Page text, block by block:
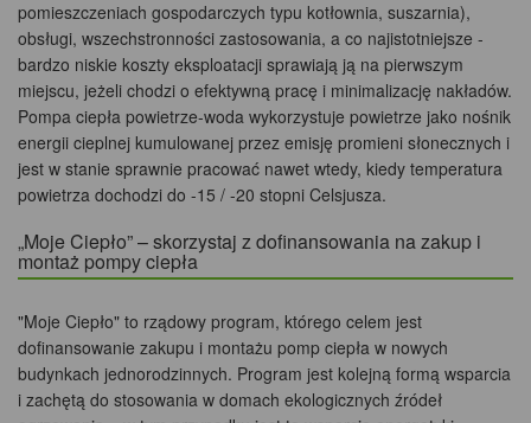
pomieszczeniach gospodarczych typu kotłownia, suszarnia),
obsługi, wszechstronności zastosowania, a co najistotniejsze -
bardzo niskie koszty eksploatacji sprawiają ją na pierwszym
miejscu, jeżeli chodzi o efektywną pracę i minimalizację nakładów.
Pompa ciepła powietrze-woda wykorzystuje powietrze jako nośnik
energii cieplnej kumulowanej przez emisję promieni słonecznych i
jest w stanie sprawnie pracować nawet wtedy, kiedy temperatura
powietrza dochodzi do -15 / -20 stopni Celsjusza.
„Moje Ciepło” – skorzystaj z dofinansowania na zakup i
montaż pompy ciepła
"Moje Ciepło" to rządowy program, którego celem jest
dofinansowanie zakupu i montażu pomp ciepła w nowych
budynkach jednorodzinnych. Program jest kolejną formą wsparcia
i zachętą do stosowania w domach ekologicznych źródeł